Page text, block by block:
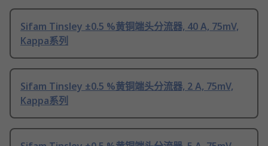
Sifam Tinsley ±0.5 %黄铜端头分流器, 40 A, 75mV,
Kappa系列
Sifam Tinsley ±0.5 %黄铜端头分流器, 2 A, 75mV,
Kappa系列